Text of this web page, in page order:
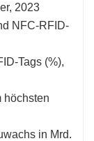
2023
NFC-RFID-
Tags (%),
höchsten
in Mrd.